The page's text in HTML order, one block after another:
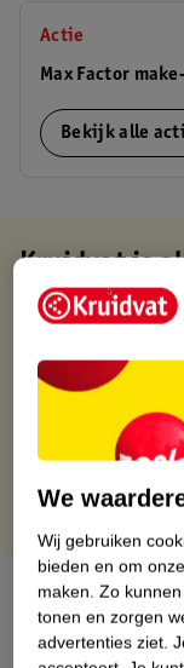
Actie
Max Factor
Bekijk alle
Kruidvat is
Gratis ophalen in
Gratis
Gratis
Gratis punten
Over dit
We
Wij gebruiken
bieden en om
maken. Zo
tonen en zorgen
advertenties ziet.